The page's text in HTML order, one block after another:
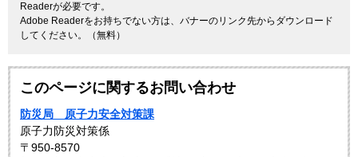
Readerが必要です。
Adobe Readerをお持ちでない方は、バナーのリンク先からダウンロード
してください。（無料）
このページに関するお問い合わせ
防災局 原子力安全対策課
原子力防災対策係
〒950-8570